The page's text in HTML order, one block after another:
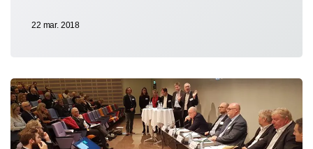
22 mar. 2018